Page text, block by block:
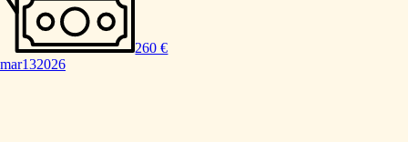
260 €
mar132026